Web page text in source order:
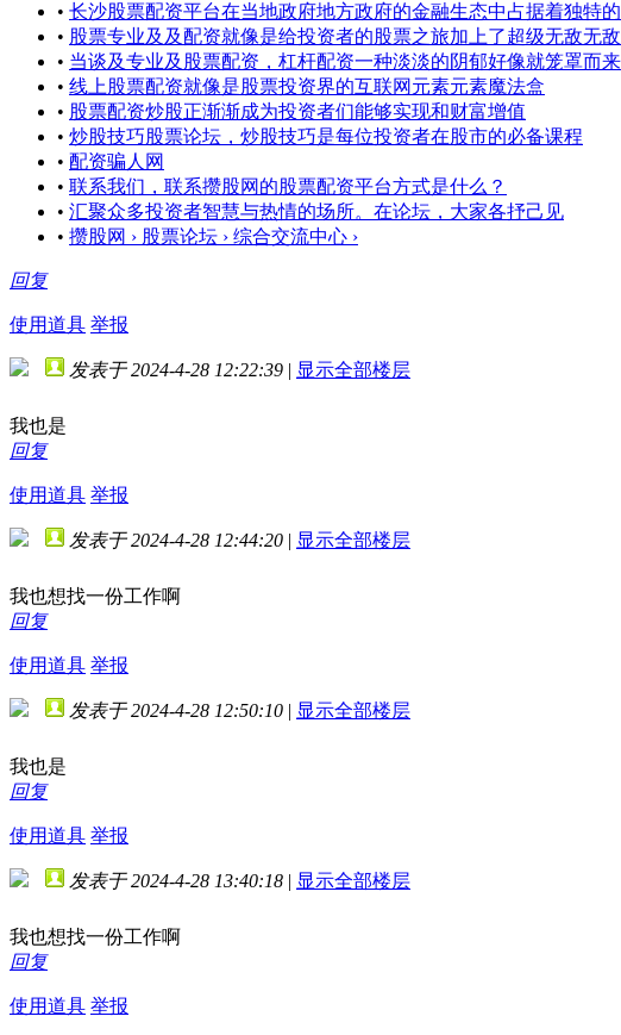
• 长沙股票配资平台在当地政府地方政府的金融生态中占据着独特
• 股票专业及及配资就像是给投资者的股票之旅加上了超级无敌无
• 当谈及专业及股票配资，杠杆配资一种淡淡的阴郁好像就笼罩而来
• 线上股票配资就像是股票投资界的互联网元素元素魔法盒
• 股票配资炒股正渐渐成为投资者们能够实现和财富增值
• 炒股技巧股票论坛，炒股技巧是每位投资者在股市的必备课程
• 配资骗人网
• 联系我们，联系攒股网的股票配资平台方式是什么？
• 汇聚众多投资者智慧与热情的场所。在论坛，大家各抒己见
• 攒股网 › 股票论坛 › 综合交流中心 ›
回复
使用道具 举报
发表于 2024-4-28 12:22:39 | 显示全部楼层
我也是
回复
使用道具 举报
发表于 2024-4-28 12:44:20 | 显示全部楼层
我也想找一份工作啊
回复
使用道具 举报
发表于 2024-4-28 12:50:10 | 显示全部楼层
我也是
回复
使用道具 举报
发表于 2024-4-28 13:40:18 | 显示全部楼层
我也想找一份工作啊
回复
使用道具 举报